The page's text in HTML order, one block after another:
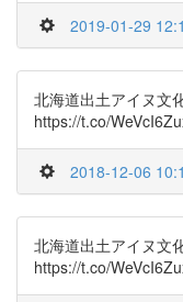
2019-01-29
北海道出土アイヌ文
https://t.co/
2018-12-06
北海道出土アイヌ文
https://t.co/